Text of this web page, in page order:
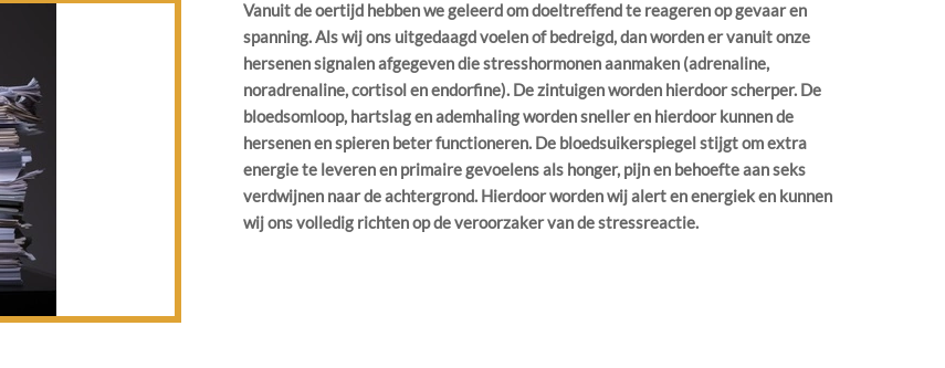
Vanuit de oertijd hebben we geleerd om doeltreffend te reageren op gevaar en
spanning. Als wij ons uitgedaagd voelen of bedreigd, dan worden er vanuit onze
hersenen signalen afgegeven die stresshormonen aanmaken (adrenaline,
noradrenaline, cortisol en endorfine). De zintuigen worden hierdoor scherper. De
bloedsomloop, hartslag en ademhaling worden sneller en hierdoor kunnen de
hersenen en spieren beter functioneren. De bloedsuikerspiegel stijgt om extra
energie te leveren en primaire gevoelens als honger, pijn en behoefte aan seks
verdwijnen naar de achtergrond. Hierdoor worden wij alert en energiek en kunnen
wij ons volledig richten op de veroorzaker van de stressreactie.